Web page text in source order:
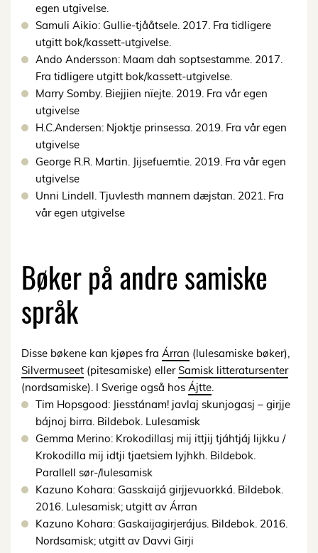
egen utgivelse.
Samuli Aikio: Gullie-tjååtsele. 2017. Fra tidligere
utgitt bok/kassett-utgivelse.
Ando Andersson: Maam dah soptsestamme. 2017.
Fra tidligere utgitt bok/kassett-utgivelse.
Marry Somby. Biejjien nïejte. 2019. Fra vår egen
utgivelse
H.C.Andersen: Njoktje prinsessa. 2019. Fra vår egen
utgivelse
George R.R. Martin. Jijsefuemtie. 2019. Fra vår egen
utgivelse
Unni Lindell. Tjuvlesth mannem dæjstan. 2021. Fra
vår egen utgivelse
Bøker på andre samiske
språk
Disse bøkene kan kjøpes fra Árran (lulesamiske bøker),
Silvermuseet (pitesamiske) ellerSamisk litteratursenter
(nordsamiske). I Sverige også hos Ájtte.
Tim Hopsgood: Jiesstánam! javlaj skunjogasj – girjje
bájnoj birra. Bildebok. Lulesamisk
Gemma Merino: Krokodillasj mij ittjij tjáhtjáj lijkku /
Krokodilla mij idtji tjaetsiem lyjhkh. Bildebok.
Parallell sør-/lulesamisk
Kazuno Kohara: Gasskaijá girjjevuorkká. Bildebok.
2016. Lulesamisk; utgitt av Árran
Kazuno Kohara: Gaskaijagirjerájus. Bildebok. 2016.
Nordsamisk; utgitt av Davvi Girji